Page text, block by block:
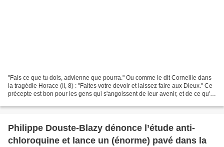
"Fais ce que tu dois, advienne que pourra." Ou comme le dit Corneille dans
la tragédie Horace (II, 8) : "Faites votre devoir et laissez faire aux Dieux." Ce
précepte est bon pour les gens qui s'angoissent de leur avenir, et de ce qu'ils
Philippe Douste-Blazy dénonce l’étude anti-
chloroquine et lance un (énorme) pavé dans la